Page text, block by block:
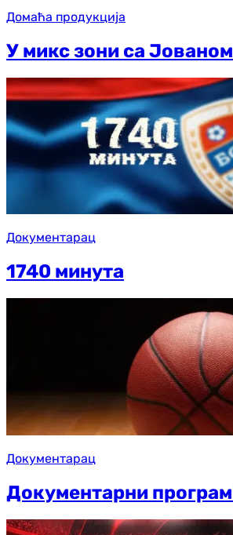
Домаћа продукција
У микс зони са Јованом
Документарац
1740 минута
Документарац
Документарни